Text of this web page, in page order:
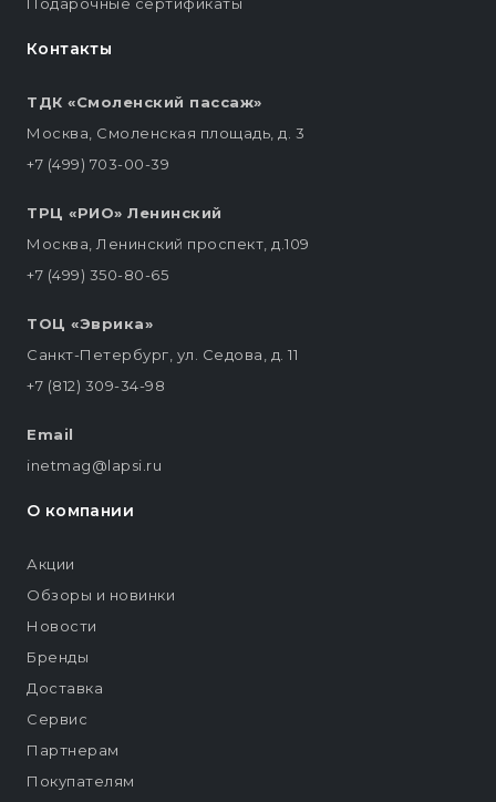
Контакты
ТДК «Смоленский пассаж»
Москва, Смоленская площадь, д. 3
+7 (499) 703-00-39
ТРЦ «РИО» Ленинский
Москва, Ленинский проспект, д.109
+7 (499) 350-80-65
ТОЦ «Эврика»
Санкт-Петербург, ул. Седова, д. 11
+7 (812) 309-34-98
Email
inetmag@lapsi.ru
Подарочные сертификаты
О компании
Акции
Обзоры и новинки
Новости
Бренды
Доставка
Сервис
Партнерам
Покупателям